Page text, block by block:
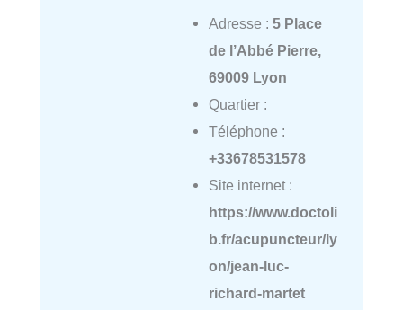
Adresse : 5 Place
de l’Abbé Pierre,
69009 Lyon
Quartier :
Téléphone :
+33678531578
Site internet :
https://www.doctoli
b.fr/acupuncteur/ly
on/jean-luc-
richard-martet